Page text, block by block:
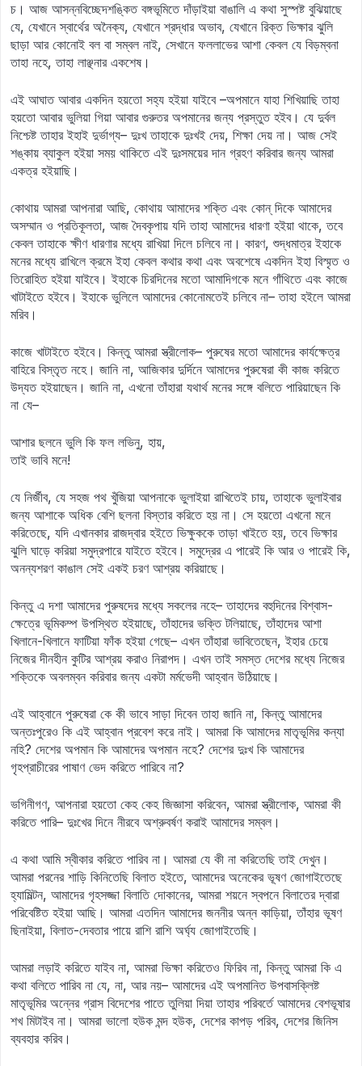
চ। আজ আসন্নবিচ্ছেদশঙ্কিত বঙ্গভূমিতে দাঁড়াইয়া বাঙালি এ কথা সুস্পষ্ট বুঝিয়াছে
যে, যেখানে স্বার্থের অনৈক্য, যেখানে শ্রদ্ধার অভাব, যেখানে রিক্ত ভিক্ষার ঝুলি
ছাড়া আর কোনোই বল বা সম্বল নাই, সেখানে ফললাভের আশা কেবল যে বিড়ম্বনা
তাহা নহে, তাহা লাঞ্ছনার একশেষ।
এই আঘাত আবার একদিন হয়তো সহ্য হইয়া যাইবে –অপমানে যাহা শিখিয়াছি তাহা
হয়তো আবার ভুলিয়া গিয়া আবার গুরুতর অপমানের জন্য প্রস্তুত হইব। যে দুর্বল
নিশ্চেষ্ট তাহার ইহাই দুর্ভাগ্য– দুঃখ তাহাকে দুঃখই দেয়, শিক্ষা দেয় না। আজ সেই
শঙ্কায় ব্যাকুল হইয়া সময় থাকিতে এই দুঃসময়ের দান গ্রহণ করিবার জন্য আমরা
একত্র হইয়াছি।
কোথায় আমরা আপনারা আছি, কোথায় আমাদের শক্তি এবং কোন্‌ দিকে আমাদের
অসম্মান ও প্রতিকূলতা, আজ দৈবকৃপায় যদি তাহা আমাদের ধারণা হইয়া থাকে, তবে
কেবল তাহাকে ক্ষীণ ধারণার মধ্যে রাখিয়া দিলে চলিবে না। কারণ, শুদ্ধমাত্র ইহাকে
মনের মধ্যে রাখিলে ক্রমে ইহা কেবল কথার কথা এবং অবশেষে একদিন ইহা বিস্মৃত ও
তিরোহিত হইয়া যাইবে। ইহাকে চিরদিনের মতো আমাদিগকে মনে গাঁথিতে এবং কাজে
খাটাইতে হইবে। ইহাকে ভুলিলে আমাদের কোনোমতেই চলিবে না– তাহা হইলে আমরা
মরিব।
কাজে খাটাইতে হইবে। কিন্তু আমরা স্ত্রীলোক– পুরুষের মতো আমাদের কার্যক্ষেত্র
বাহিরে বিস্তৃত নহে। জানি না, আজিকার দুর্দিনে আমাদের পুরুষেরা কী কাজ করিতে
উদ্যত হইয়াছেন। জানি না, এখনো তাঁহারা যথার্থ মনের সঙ্গে বলিতে পারিয়াছেন কি
না যে–
আশার ছলনে ভুলি কি ফল লভিনু, হায়,
তাই ভাবি মনে!
যে নির্জীব, যে সহজ পথ খুঁজিয়া আপনাকে ভুলাইয়া রাখিতেই চায়, তাহাকে ভুলাইবার
জন্য আশাকে অধিক বেশি ছলনা বিস্তার করিতে হয় না। সে হয়তো এখনো মনে
করিতেছে, যদি এখানকার রাজদ্বার হইতে ভিক্ষুককে তাড়া খাইতে হয়, তবে ভিক্ষার
ঝুলি ঘাড়ে করিয়া সমুদ্রপারে যাইতে হইবে। সমুদ্রের এ পারেই কি আর ও পারেই কি,
অনন্যশরণ কাঙাল সেই একই চরণ আশ্রয় করিয়াছে।
কিন্তু এ দশা আমাদের পুরুষদের মধ্যে সকলের নহে– তাহাদের বহুদিনের বিশ্বাস-
ক্ষেত্রে ভূমিকম্প উপস্থিত হইয়াছে, তাঁহাদের ভক্তি টলিয়াছে, তাঁহাদের আশা
খিলানে-খিলানে ফাটিয়া ফাঁক হইয়া গেছে– এখন তাঁহারা ভাবিতেছেন, ইহার চেয়ে
নিজের দীনহীন কুটির আশ্রয় করাও নিরাপদ। এখন তাই সমস্ত দেশের মধ্যে নিজের
শক্তিকে অবলম্বন করিবার জন্য একটা মর্মভেদী আহ্বান উঠিয়াছে।
এই আহ্বানে পুরুষেরা কে কী ভাবে সাড়া দিবেন তাহা জানি না, কিন্তু আমাদের
অন্তঃপুরেও কি এই আহ্বান প্রবেশ করে নাই। আমরা কি আমাদের মাতৃভূমির কন্যা
নহি? দেশের অপমান কি আমাদের অপমান নহে? দেশের দুঃখ কি আমাদের
গৃহপ্রাচীরের পাষাণ ভেদ করিতে পারিবে না?
ভগিনীগণ, আপনারা হয়তো কেহ কেহ জিজ্ঞাসা করিবেন, আমরা স্ত্রীলোক, আমরা কী
করিতে পারি– দুঃখের দিনে নীরবে অশ্রুবর্ষণ করাই আমাদের সম্বল।
এ কথা আমি স্বীকার করিতে পারিব না। আমরা যে কী না করিতেছি তাই দেখুন।
আমরা পরনের শাড়ি কিনিতেছি বিলাত হইতে, আমাদের অনেকের ভূষণ জোগাইতেছে
হ্যামিল্টন, আমাদের গৃহসজ্জা বিলাতি দোকানের, আমরা শয়নে স্বপনে বিলাতের দ্বারা
পরিবেষ্টিত হইয়া আছি। আমরা এতদিন আমাদের জননীর অন্ন কাড়িয়া, তাঁহার ভূষণ
ছিনাইয়া, বিলাত-দেবতার পায়ে রাশি রাশি অর্ঘ্য জোগাইতেছি।
আমরা লড়াই করিতে যাইব না, আমরা ভিক্ষা করিতেও ফিরিব না, কিন্তু আমরা কি এ
কথা বলিতে পারিব না যে, না, আর নয়– আমাদের এই অপমানিত উপবাসক্লিষ্ট
মাতৃভূমির অন্নের গ্রাস বিদেশের পাতে তুলিয়া দিয়া তাহার পরিবর্তে আমাদের বেশভূষার
শখ মিটাইব না। আমরা ভালো হউক মন্দ হউক, দেশের কাপড় পরিব, দেশের জিনিস
ব্যবহার করিব।